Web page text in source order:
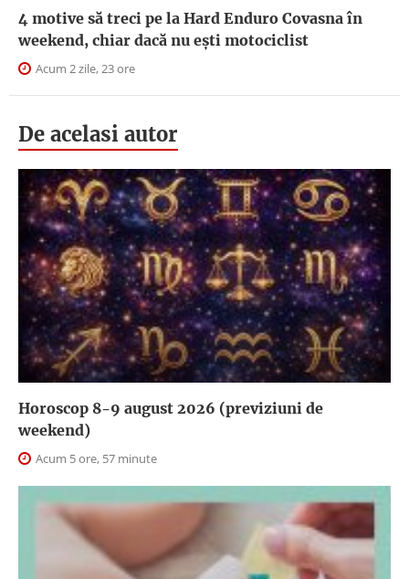
4 motive să treci pe la Hard Enduro Covasna în
weekend, chiar dacă nu ești motociclist
Acum 2 zile, 23 ore
De acelasi autor
Horoscop 8-9 august 2026 (previziuni de
weekend)
Acum 5 ore, 57 minute